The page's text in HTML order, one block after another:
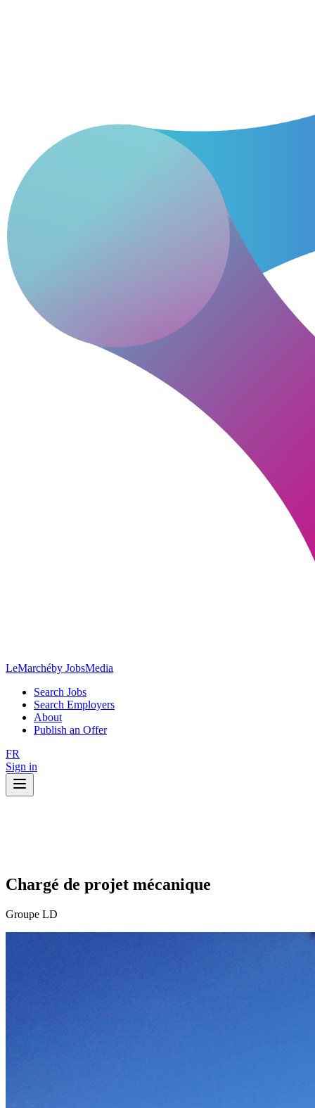
LeMarchéby JobsMedia
Search Jobs
Search Employers
About
Publish an Offer
FR
Sign in
Chargé de projet mécanique
Groupe LD